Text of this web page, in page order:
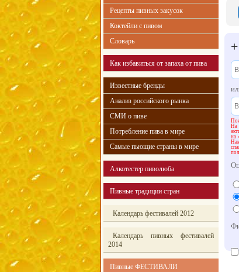
Рецепты пивных закусок
Коктейли с пивом
Словарь
Как избавиться от запаха от пива
Известные бренды
Анализ российского рынка
СМИ о пиве
Потребление пива в мире
Самые пьющие страны в мире
Алкотестер пиволюба
Пивные традиции стран
Календарь фестивалей 2012
Календарь пивных фестивалей
2014
Пивные ФЕСТИВАЛИ
+
На
на